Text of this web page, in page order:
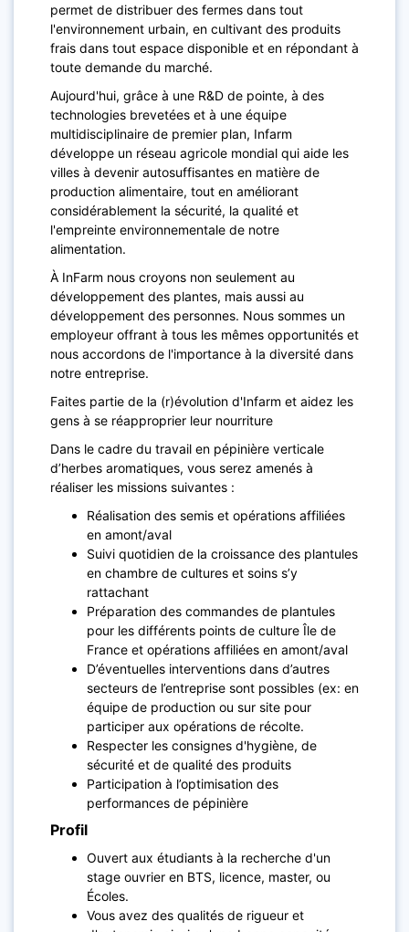
permet de distribuer des fermes dans tout
l'environnement urbain, en cultivant des produits
frais dans tout espace disponible et en répondant à
toute demande du marché.
Aujourd'hui, grâce à une R&D de pointe, à des
technologies brevetées et à une équipe
multidisciplinaire de premier plan, Infarm
développe un réseau agricole mondial qui aide les
villes à devenir autosuffisantes en matière de
production alimentaire, tout en améliorant
considérablement la sécurité, la qualité et
l'empreinte environnementale de notre
alimentation.
À InFarm nous croyons non seulement au
développement des plantes, mais aussi au
développement des personnes. Nous sommes un
employeur offrant à tous les mêmes opportunités et
nous accordons de l'importance à la diversité dans
notre entreprise.
Faites partie de la (r)évolution d'Infarm et aidez les
gens à se réapproprier leur nourriture
Dans le cadre du travail en pépinière verticale
d’herbes aromatiques, vous serez amenés à
réaliser les missions suivantes :
Réalisation des semis et opérations affiliées
en amont/aval
Suivi quotidien de la croissance des plantules
en chambre de cultures et soins s’y
rattachant
Préparation des commandes de plantules
pour les différents points de culture Île de
France et opérations affiliées en amont/aval
D’éventuelles interventions dans d’autres
secteurs de l’entreprise sont possibles (ex: en
équipe de production ou sur site pour
participer aux opérations de récolte.
Respecter les consignes d'hygiène, de
sécurité et de qualité des produits
Participation à l’optimisation des
performances de pépinière
Profil
Ouvert aux étudiants à la recherche d'un
stage ouvrier en BTS, licence, master, ou
Écoles.
Vous avez des qualités de rigueur et